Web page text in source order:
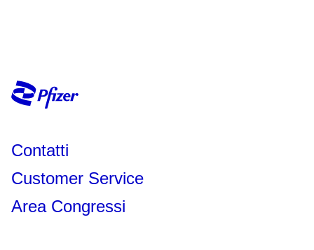
Contatti
Customer Service
Area Congressi